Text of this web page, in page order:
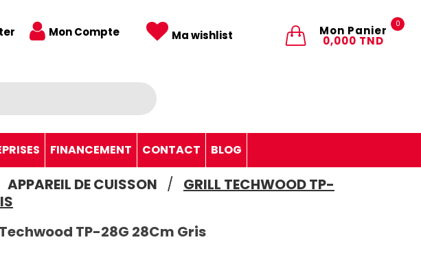
0
Mon Panier
0,000 TND
Mon Compte Ma wishlist
FINANCEMENT CONTACT BLOG
APPAREIL DE CUISSON
GRILL TECHWOOD TP-
TP-28G 28Cm Gris